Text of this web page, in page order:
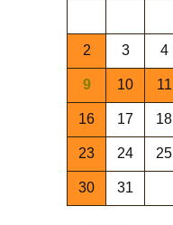
2 3 4
9 10 11
16 17 18
23 24 25
30 31